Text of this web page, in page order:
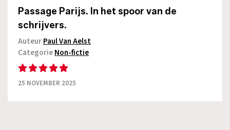
Passage Parijs. In het spoor van de
schrijvers.
AuteurPaul Van Aelst
CategorieNon-fictie
25 NOVEMBER 2025